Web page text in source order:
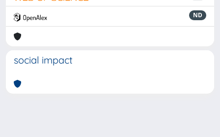
ND
social impact